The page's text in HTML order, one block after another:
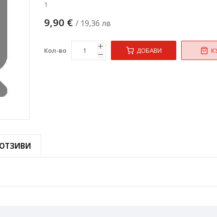
1
9,90 € / 19,36 лв
Кол-во ДОБАВИ
ОТЗИВИ